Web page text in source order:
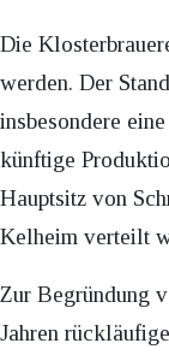
Die
werden. Der
insbesondere
künftige
Hauptsitz von
Kelheim verteilt
Zur Begründung
Jahren